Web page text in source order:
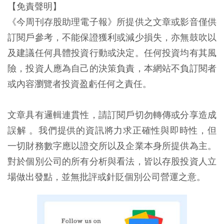
【免責聲明】
《今周刊存股助理電子報》所提供之文章或影音僅供
訂閱戶參考，不能保證獲利或減少損失，亦無鼓吹以
及建議任何具體投資行動或決定。任何投資均有其風
險，投資人應為自己的決策負責，本網站不負訂閱者
或內容瀏覽者投資盈虧任何之責任。
文章具有邏輯連貫性，請訂閱戶切勿轉傳或分享造成
誤解 。我們提供的資訊將力求正確性與即時性，但
一切財務數字應以證交所以及企業本身所提供為主。
對於個別公司的所有分析與看法，皆以存股投資人立
場做出發點，並無批評或針貶個別公司營運之意。